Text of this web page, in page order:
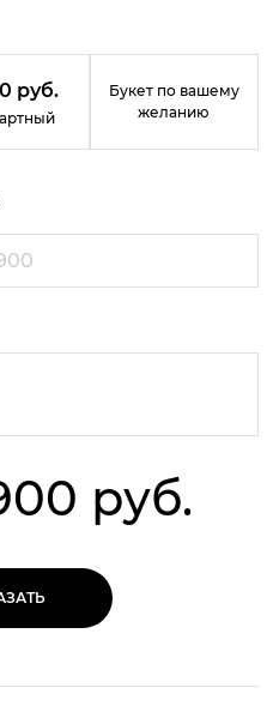
руб.
Букет по вашему
желанию
руб.